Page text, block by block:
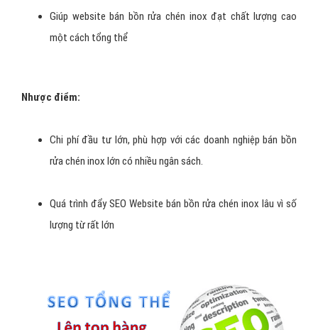
Giúp website bán bồn rửa chén inox đạt chất lượng cao
một cách tổng thể
Nhược điểm:
Chi phí đầu tư lớn, phù hợp với các doanh nghiệp bán bồn
rửa chén inox lớn có nhiều ngân sách.
Quá trình đẩy SEO Website bán bồn rửa chén inox lâu vì số
lượng từ rất lớn